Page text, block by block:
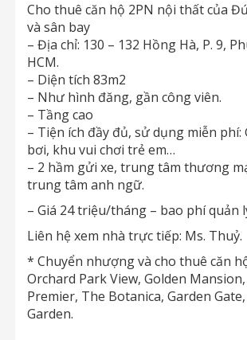
Cho thuê căn hộ 2PN nội thất của
và sân bay
– Địa chỉ: 130 – 132 Hồng Hà, P. 9,
HCM.
– Diện tích 83m2
– Như hình đăng, gần công viên.
– Tầng cao
– Tiện ích đầy đủ, sử dụng miễn phí:
bơi, khu vui chơi trẻ em…
– 2 hầm gửi xe, trung tâm thương
trung tâm anh ngữ.
– Giá 24 triệu/tháng – bao phí quản
Liên hệ xem nhà trực tiếp: Ms. Thuỷ.
* Chuyển nhượng và cho thuê căn
Orchard Park View, Golden
Premier, The Botanica, Garden
Garden.